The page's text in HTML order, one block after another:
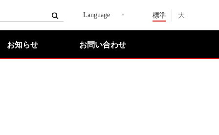
Language 標準 大
お知らせ お問い合わせ